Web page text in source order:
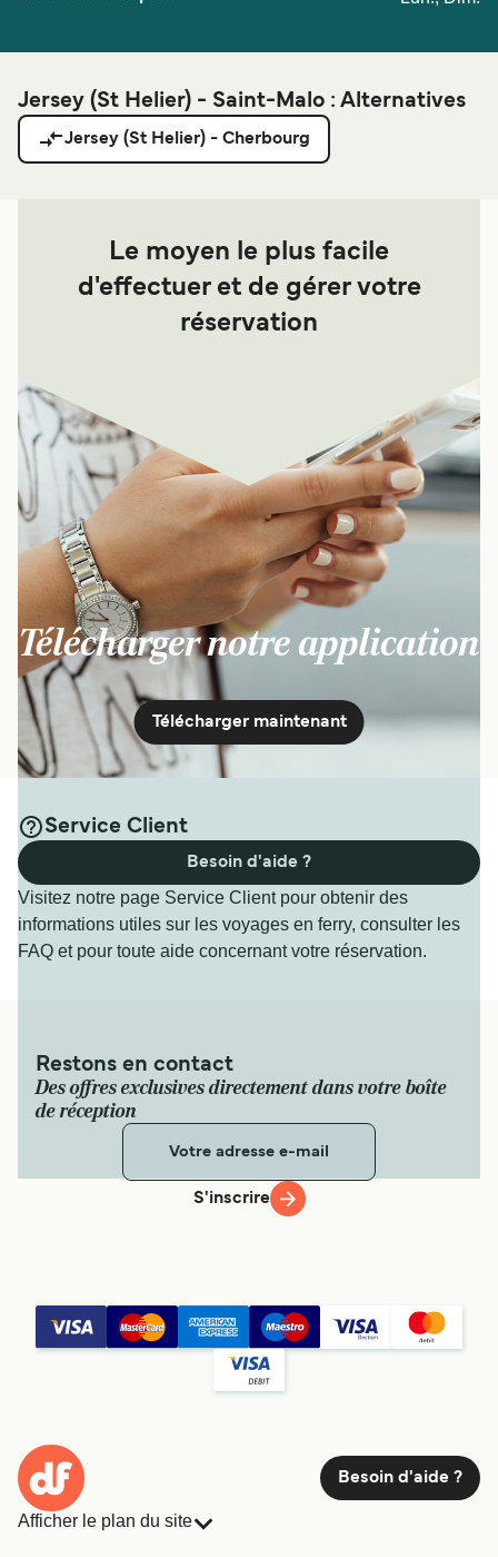
Jersey (St Helier) - Saint-Malo : Alternatives
Jersey (St Helier) - Cherbourg
Le moyen le plus facile
d'effectuer et de gérer votre
réservation
Télécharger notre application
Télécharger maintenant
Service Client
Visitez notre page Service Client pour obtenir des
informations utiles sur les voyages en ferry, consulter les
FAQ et pour toute aide concernant votre réservation.
Besoin d'aide ?
Restons en contact
Des offres exclusives directement dans votre boîte
de réception
S'inscrire
Besoin d'aide ?
Afficher le plan du site